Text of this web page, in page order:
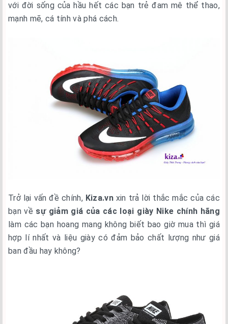
với đời sống của hầu hết các bạn trẻ đam mê thể thao,
mạnh mẽ, cá tính và phá cách.
Trở lại vấn đề chính, Kiza.vnxin trả lời thắc mắc của các
bạn về sự giảm giá của các loại giày Nike chính hãng
làm các bạn hoang mang không biết bao giờ mua thì giá
hợp lí nhất và liệu giày có đảm bảo chất lượng như giá
ban đầu hay không?